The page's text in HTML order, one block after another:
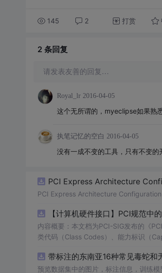
145 2 打赏
2 条回复
请发表友善的回复…
Royal_lr 2016-04-05
这个无所谓的，myeclipse如果熟
执笔记忆的空白 2016-04-05
没有一成不变的工具，只有不变
PCI Express Architecture
PCI Express Architecture
【计算机硬件接口】PCI规范
内容概要：本文档为PCI-SIG发布的《
类代码（Class Codes）、能力标识（
带标注的东南亚16种常见毒蛇
预览数据集中的图片，标注信息，训